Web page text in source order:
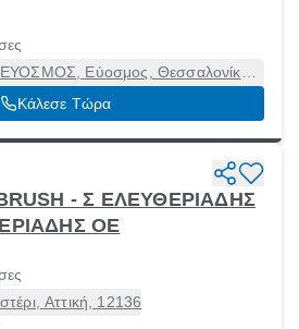
ΕΥΟΣΜΟΣ, Εύοσμος, Θεσσαλονίκη,
56431
Κάλεσε Τώρα
- Σ ΕΛΕΥΘΕΡΙΑΔΗΣ
ΟΕ
Αττική, 12136